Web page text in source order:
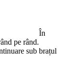
În
pe rând.
sub brațul